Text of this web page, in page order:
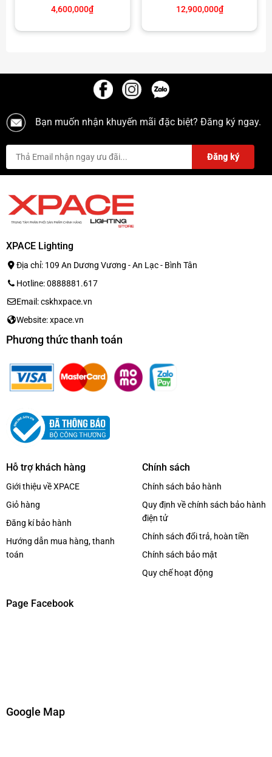
Âm thanh
cũng được kế thừa toàn bộ tinh hoa, đồng thời nâng cấp
thêm một số điểm để trải nghiệm nghe nhạc được hoàn
Công suất mạnh mẽ
Công suất 160W RMS (khi cắm điện), đáp ứng phòng
khách, phòng bay, du lịch, quán cafe hoặc sự kiện nhỏ…
4,600,000₫ 12,900,000₫
Bạn muốn nhận khuyến mãi đặc biệt? Đăng ký ngay.
XPACE Lighting
Địa chỉ: 109 An Dương Vương - An Lạc - Bình Tân
Hotline: 0888881.617
Email: cskhxpace.vn
Website: xpace.vn
Phương thức thanh toán
Hỗ trợ khách hàng
Giới thiệu về XPACE
Giỏ hàng
Đăng kí bảo hành
Hướng dẫn mua hàng, thanh
toán
Chính sách
Chính sách bảo hành
Quy định về chính sách bảo hành
điện tử
Chính sách đổi trả, hoàn tiền
Chính sách bảo mật
Quy chế hoạt động
Page Facebook
Google Map